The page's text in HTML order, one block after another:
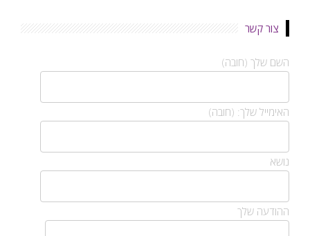
צור קשר
השם שלך (חובה)
האימייל שלך: (חובה)
נושא
ההודעה שלך